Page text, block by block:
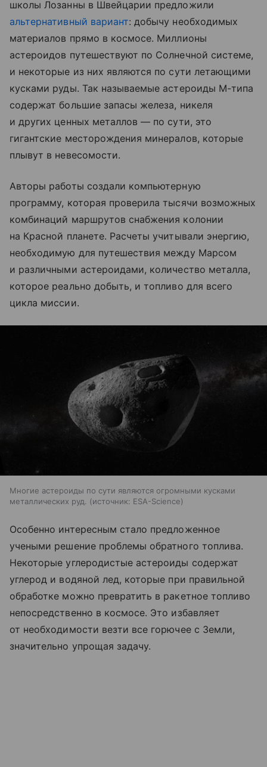
школы Лозанны в Швейцарии предложили
альтернативный вариант: добычу необходимых
материалов прямо в космосе. Миллионы
астероидов путешествуют по Солнечной системе,
и некоторые из них являются по сути летающими
кусками руды. Так называемые астероиды М-типа
содержат большие запасы железа, никеля
и других ценных металлов — по сути, это
гигантские месторождения минералов, которые
плывут в невесомости.
Авторы работы создали компьютерную
программу, которая проверила тысячи возможных
комбинаций маршрутов снабжения колонии
на Красной планете. Расчеты учитывали энергию,
необходимую для путешествия между Марсом
и различными астероидами, количество металла,
которое реально добыть, и топливо для всего
цикла миссии.
Многие астероиды по сути являются огромными кусками
металлических руд.
источник: ESA-Science
Особенно интересным стало предложенное
учеными решение проблемы обратного топлива.
Некоторые углеродистые астероиды содержат
углерод и водяной лед, которые при правильной
обработке можно превратить в ракетное топливо
непосредственно в космосе. Это избавляет
от необходимости везти все горючее с Земли,
значительно упрощая задачу.